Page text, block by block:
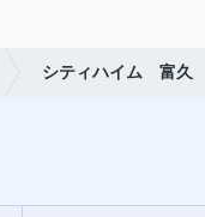
シティハイム 富久